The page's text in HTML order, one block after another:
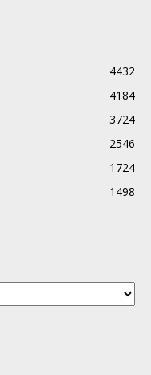
4432
4184
3724
2546
1724
1498